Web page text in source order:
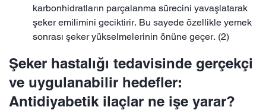
karbonhidratların parçalanma sürecini yavaşlatarak
şeker emilimini geciktirir. Bu sayede özellikle yemek
sonrası şeker yükselmelerinin önüne geçer. (2)
Şeker hastalığı tedavisinde gerçekçi
ve uygulanabilir hedefler:
Antidiyabetik ilaçlar ne işe yarar?